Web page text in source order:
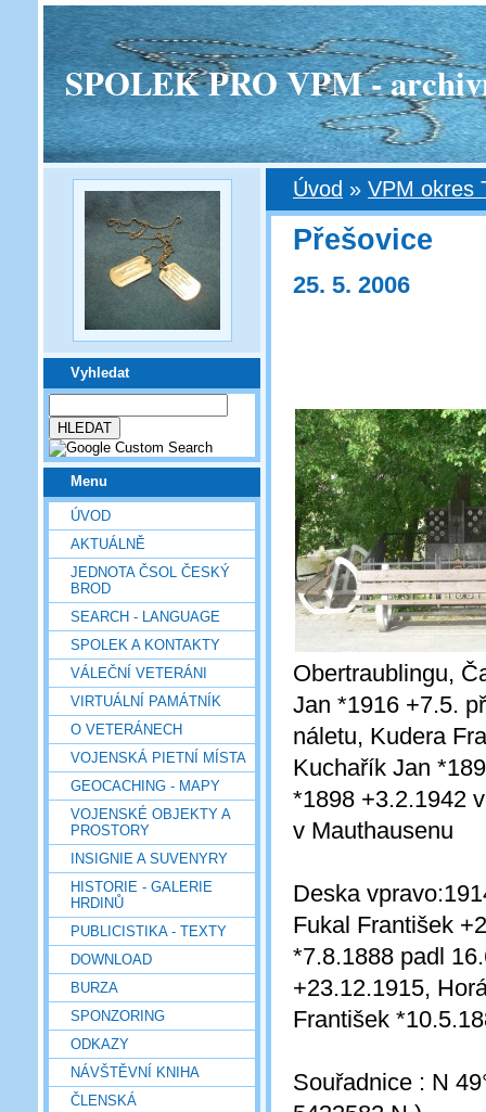
SPOLEK PRO VPM -
Vyhledat
Menu
ÚVOD
AKTUÁLNĚ
JEDNOTA ČSOL ČESKÝ
BROD
SEARCH - LANGUAGE
SPOLEK A KONTAKTY
VÁLEČNÍ VETERÁNI
VIRTUÁLNÍ PAMÁTNÍK
O VETERÁNECH
VOJENSKÁ PIETNÍ MÍSTA
GEOCACHING - MAPY
VOJENSKÉ OBJEKTY A
PROSTORY
INSIGNIE A SUVENYRY
HISTORIE - GALERIE
HRDINŮ
PUBLICISTIKA - TEXTY
DOWNLOAD
BURZA
SPONZORING
ODKAZY
NÁVŠTĚVNÍ KNIHA
ČLENSKÁ
Úvod » VPM okres
Přešovice
25. 5. 2006
Obertraublingu,
Jan *1916 +7.5.
náletu, Kudera
Kuchařík Jan
*1898 +3.2.1942
v Mauthausenu
Deska
Fukal František
*7.8.1888 padl
+23.12.1915,
František
Souřadnice : N